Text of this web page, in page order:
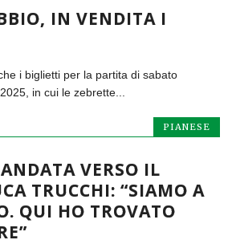
IN VENDITA I
i biglietti per la partita di sabato
in cui le zebrette...
PIANESE
VERSO IL
TRUCCHI: “SIAMO A
QUI HO TROVATO